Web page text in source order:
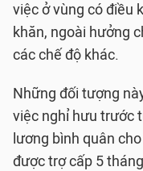
việc ở vùng có điều
khăn, ngoài hưởng
các chế độ khác.
Những đối tượng
việc nghỉ hưu trước
lương bình quân
được trợ cấp 5